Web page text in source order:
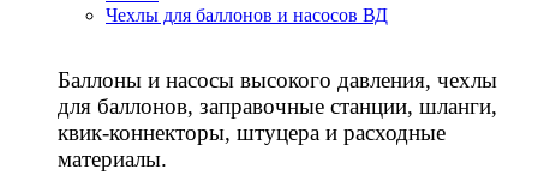
Чехлы для баллонов и насосов ВД
Баллоны и насосы высокого давления, чехлы
для баллонов, заправочные станции, шланги,
квик-коннекторы, штуцера и расходные
материалы.